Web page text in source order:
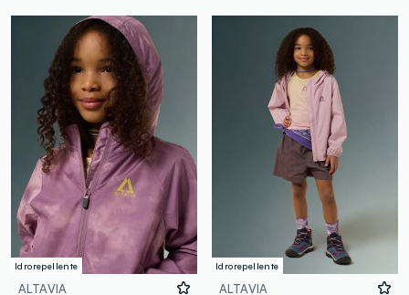
Idrorepellente
ALTAVIA
Idrorepellente
ALTAVIA